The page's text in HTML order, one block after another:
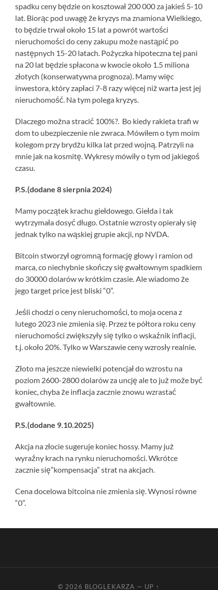
spadku ceny będzie on kosztował 200 000 za jakieś 5-10
lat. Biorąc pod uwagę że kryzys ma znamiona Wielkiego,
to będzie trwał około 15 lat a powrót wartości
nieruchomości do ceny zakupu może nastąpić po
następnych 15-20 latach. Pożyczka hipoteczna tej pani
na 20 lat będzie spłacona w kwocie około 1.5 miliona
złotych (konserwatywna prognoza). Mamy więc
inwestora, który zapłaci 7-8 razy więcej niż warta jest jej
nieruchomość. Na tym polega kryzys.
Dlaczego można stracić 100%?. Bo kiedy rakieta trafi w
dom to ubezpieczenie nie zwraca. Mówiłem o tym moim
kolegom przy brydżu kilka lat przed wojną. Patrzyli na
mnie jak na kosmitę. Wykresy mówiły o tym od jakiegoś
czasu.
P.S.(dodane 8 sierpnia 2024)
Mamy początek krachu giełdowego. Giełda i tak
wytrzymała dosyć długo. Ostatnie wzrosty opierały się
jednak tylko na wąskiej grupie akcji, np NVDA.
Bitcoin stworzył ogromną formację głowy i ramion od
marca, co niechybnie skończy się gwałtownym spadkiem
do 30000 dolarów w krótkim czasie. Ale wiadomo że
jego target price jest bliski “0”.
Jeśli chodzi o ceny nieruchomości, to moja ocena z
lutego 2023 nie zmienia się. Przez te półtora roku ceny
nieruchomości zwiększyły się tylko o wskaźnik inflacji,
t.j. około 20%. Tylko w Warszawie ceny wzrosły realnie.
Złoto ma jeszcze niewielki potencjał do wzrostu na
poziom 2600-2800 dolarów za uncję ale to już może być
koniec, chyba że inflacja zacznie znowu wzrastać
gwałtownie.
P.S.(dodane 9.10.2025)
Akcja na złocie sugeruje koniec hossy. Mamy już
wyraźny krach na rynku nieruchomości. Wkrótce
zacznie się”kompensacja” strat na akcjach.
Cena docelowa bitcoina nie zmienia się. Wynosi równe
“0”.
© 2026 BLOGLEKARZA — UP ↑